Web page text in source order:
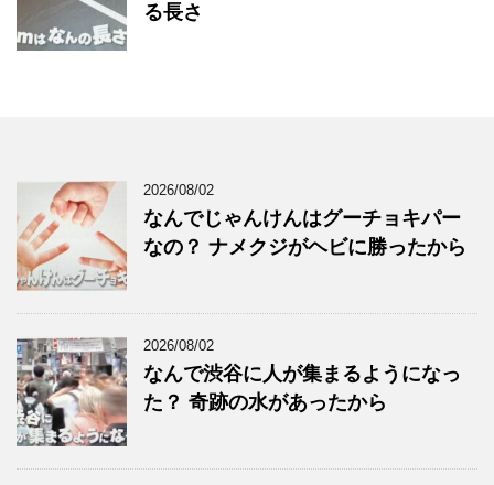
る長さ
2026/08/02
なんでじゃんけんはグーチョキパー
なの？ ナメクジがヘビに勝ったから
2026/08/02
なんで渋谷に人が集まるようになっ
た？ 奇跡の水があったから